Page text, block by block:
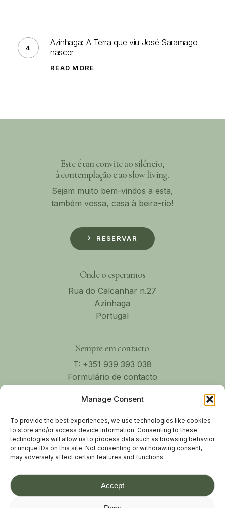
Manage Consent
To provide the best experiences, we use technologies like cookies
to store and/or access device information. Consenting to these
technologies will allow us to process data such as browsing behavior
or unique IDs on this site. Not consenting or withdrawing consent,
may adversely affect certain features and functions.
Accept
Memória
Margens
do
viu José
Saramago
Azinhaga: A Terra que viu José Saramago
nascer
READ MORE
Este é um convite ao silêncio,
à contemplação e ao slow living.
Sejam muito bem-vindos a esta,
também vossa, casa à beira-rio!
R ESE RVAR
Onde o esperamos
Rua do Calcanhar n.27
Azinhaga
Portugal
Sempre em contacto
T: +351 939 393 038
Formulário de contacto
Casa Maria Avieira